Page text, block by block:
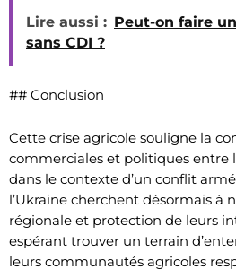
Lire aussi : Peut-on faire
sans CDI ?
## Conclusion
Cette crise agricole souligne la
commerciales et politiques entre
dans le contexte d’un conflit
l’Ukraine cherchent désormais à
régionale et protection de leurs
espérant trouver un terrain
leurs communautés agricoles